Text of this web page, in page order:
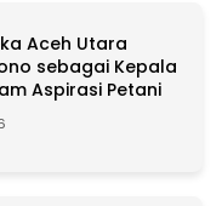
Aceh Utara
sebagai Kepala
Aspirasi Petani